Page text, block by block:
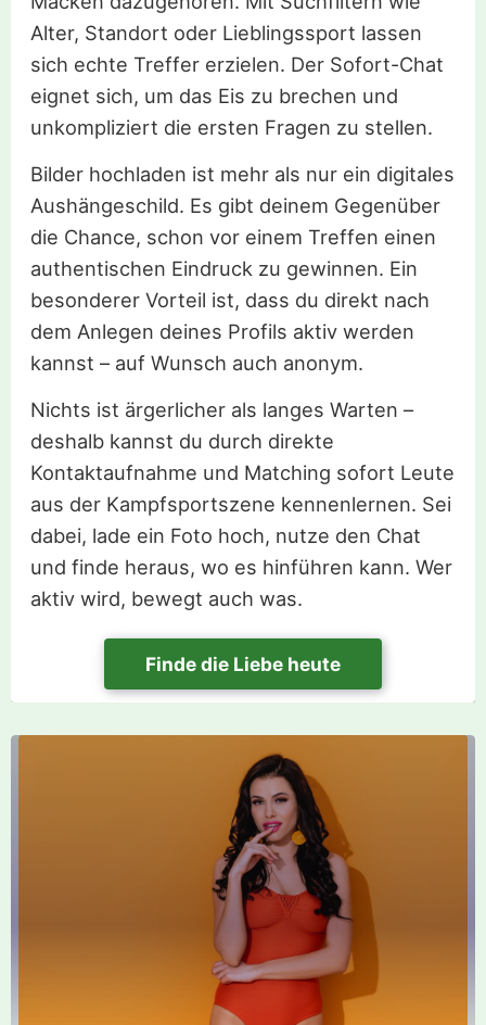
Alter, Standort oder Lieblingssport lassen
sich echte Treffer erzielen. Der Sofort-Chat
eignet sich, um das Eis zu brechen und
unkompliziert die ersten Fragen zu stellen.
Bilder hochladen ist mehr als nur ein digitales
Aushängeschild. Es gibt deinem Gegenüber
die Chance, schon vor einem Treffen einen
authentischen Eindruck zu gewinnen. Ein
besonderer Vorteil ist, dass du direkt nach
dem Anlegen deines Profils aktiv werden
kannst – auf Wunsch auch anonym.
Nichts ist ärgerlicher als langes Warten –
deshalb kannst du durch direkte
Kontaktaufnahme und Matching sofort Leute
aus der Kampfsportszene kennenlernen. Sei
dabei, lade ein Foto hoch, nutze den Chat
und finde heraus, wo es hinführen kann. Wer
aktiv wird, bewegt auch was.
Finde die Liebe heute